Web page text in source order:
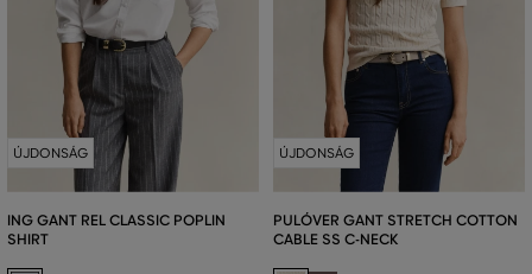
ÚJDONSÁG
ING GANT REL CLASSIC POPLIN
SHIRT
ÚJDONSÁG
PULÓVER GANT STRETCH COTTON
CABLE SS C-NECK